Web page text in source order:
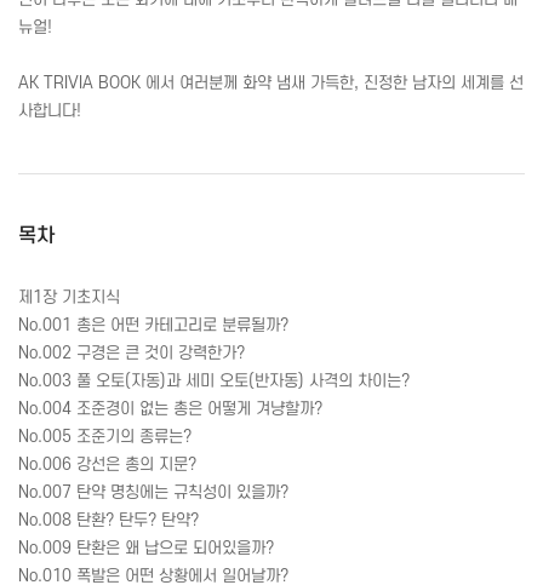
뉴얼!
AK TRIVIA BOOK 에서 여러분께 화약 냄새 가득한, 진정한 남자의 세계를 선
사합니다!
목차
제1장 기초지식
No.001 총은 어떤 카테고리로 분류될까?
No.002 구경은 큰 것이 강력한가?
No.003 풀 오토(자동)과 세미 오토(반자동) 사격의 차이는?
No.004 조준경이 없는 총은 어떻게 겨냥할까?
No.005 조준기의 종류는?
No.006 강선은 총의 지문?
No.007 탄약 명칭에는 규칙성이 있을까?
No.008 탄환? 탄두? 탄약?
No.009 탄환은 왜 납으로 되어있을까?
No.010 폭발은 어떤 상황에서 일어날까?